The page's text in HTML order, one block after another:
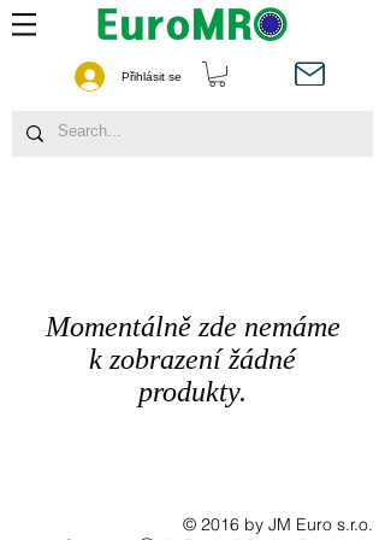
Přihlásit se
Momentálně zde nemáme
k zobrazení žádné
produkty.
© 2016 by JM Euro s.r.o.